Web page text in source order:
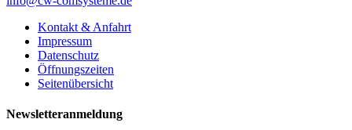
Kontakt & Anfahrt
Impressum
Datenschutz
Öffnungszeiten
Seitenübersicht
Newsletteranmeldung